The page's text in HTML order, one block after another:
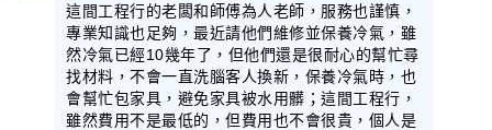
這間工程行的老闆和師傅為人老師，服務也謹慎，
專業知識也足夠，最近請他們維修並保養冷氣，雖
然冷氣已經10幾年了，但他們還是很耐心的幫忙尋
找材料，不會一直洗腦客人換新，保養冷氣時，也
會幫忙包家具，避免家具被水用髒；這間工程行，
雖然費用不是最低的，但費用也不會很貴，個人是